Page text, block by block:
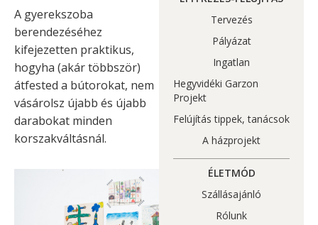
A gyerekszoba
berendezéséhez
kifejezetten praktikus,
hogyha (akár többször)
átfested a bútorokat, nem
vásárolsz újabb és újabb
darabokat minden
korszakváltásnál.
Tervezés
Pályázat
Ingatlan
Hegyvidéki Garzon
Projekt
Felújítás tippek, tanácsok
A házprojekt
ÉLETMÓD
Szállásajánló
Rólunk